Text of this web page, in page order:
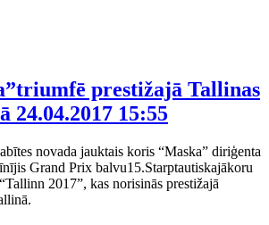
prestižajā Tallinas
24.04.2017 15:55
novada jauktais koris “Maska” diriģenta
Grand Prix balvu15.Starptautiskajākoru
2017”, kas norisinās prestižajā